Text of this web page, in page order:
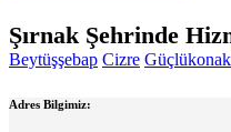
Şırnak Şehrinde
Beytüşşebap Cizre Güçlükonak
Adres Bilgimiz: